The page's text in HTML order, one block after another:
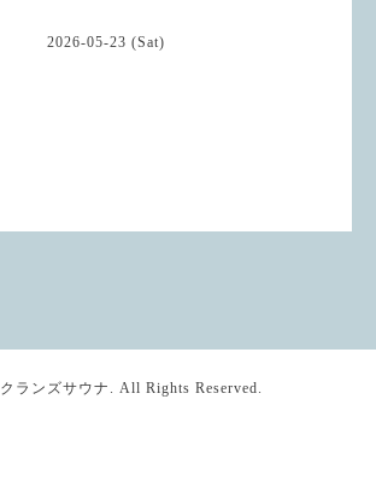
2026-05-23 (Sat)
クランズサウナ . All Rights Reserved.